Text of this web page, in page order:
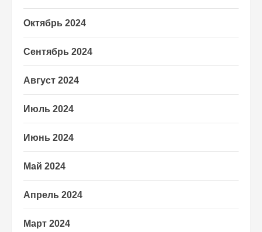
Октябрь 2024
Сентябрь 2024
Август 2024
Июль 2024
Июнь 2024
Май 2024
Апрель 2024
Март 2024